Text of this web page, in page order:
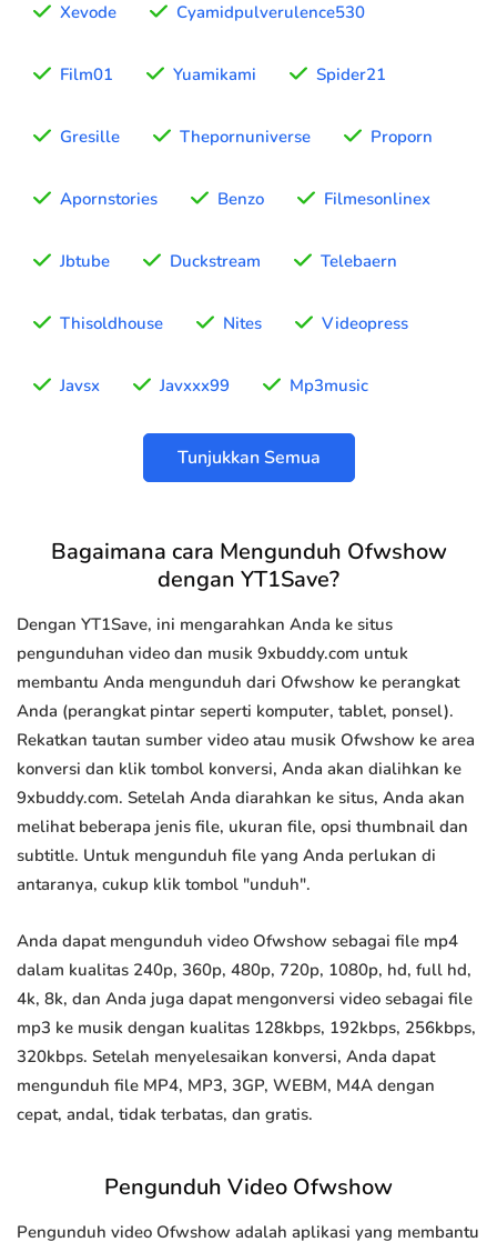
Xevode Cyamidpulverulence530
Film01 Yuamikami Spider21
Gresille Thepornuniverse Proporn
Apornstories Benzo Filmesonlinex
Jbtube Duckstream Telebaern
Thisoldhouse Nites Videopress
Javsx Javxxx99 Mp3music
Tunjukkan Semua
Bagaimana cara Mengunduh Ofwshow
dengan YT1Save?
Dengan YT1Save, ini mengarahkan Anda ke situs
pengunduhan video dan musik 9xbuddy.com untuk
membantu Anda mengunduh dari Ofwshow ke perangkat
Anda (perangkat pintar seperti komputer, tablet, ponsel).
Rekatkan tautan sumber video atau musik Ofwshow ke area
konversi dan klik tombol konversi, Anda akan dialihkan ke
9xbuddy.com. Setelah Anda diarahkan ke situs, Anda akan
melihat beberapa jenis file, ukuran file, opsi thumbnail dan
subtitle. Untuk mengunduh file yang Anda perlukan di
antaranya, cukup klik tombol "unduh".
Anda dapat mengunduh video Ofwshow sebagai file mp4
dalam kualitas 240p, 360p, 480p, 720p, 1080p, hd, full hd,
4k, 8k, dan Anda juga dapat mengonversi video sebagai file
mp3 ke musik dengan kualitas 128kbps, 192kbps, 256kbps,
320kbps. Setelah menyelesaikan konversi, Anda dapat
mengunduh file MP4, MP3, 3GP, WEBM, M4A dengan
cepat, andal, tidak terbatas, dan gratis.
Pengunduh Video Ofwshow
Pengunduh video Ofwshow adalah aplikasi yang membantu